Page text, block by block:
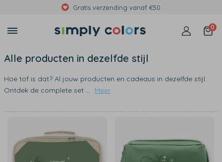
Gratis verzending vanaf €50
0
Alle producten in dezelfde stijl
Hoe tof is dat? Al jouw producten en cadeaus in dezelfde stijl.
Ontdek de complete set ... Meer